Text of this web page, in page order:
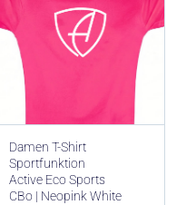
Damen T-Shirt
Sportfunktion
Active Eco Sports
CBo | Neopink White